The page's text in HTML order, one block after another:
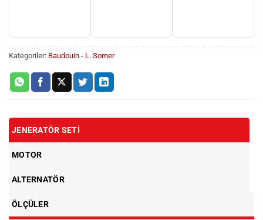
Kategoriler: Baudouin - L. Somer
JENERATÖR SETI
MOTOR
ALTERNATÖR
ÖLÇÜLER